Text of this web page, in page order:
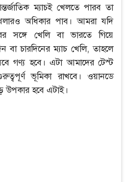
ম্যাচই খেলতে পারব তা
অধিকার পাব। আমরা যদি
সঙ্গে খেলি বা ভারতে গিয়ে
বা চারদিনের ম্যাচ খেলি, তাহলে
গণ্য হবে। এটা আমাদের টেস্ট
ভূমিকা রাখবে। ওয়ানডে
উপকার হবে এটাই।